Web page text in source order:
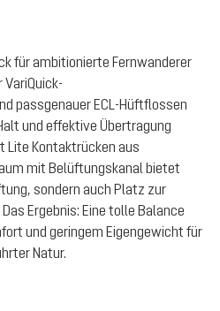
für ambitionierte Fernwanderer
passgenauer ECL-Hüftflossen
und effektive Übertragung
Lite Kontaktrücken aus
mit Belüftungskanal bietet
sondern auch Platz zur
Ergebnis: Eine tolle Balance
und geringem Eigengewicht für
Natur.